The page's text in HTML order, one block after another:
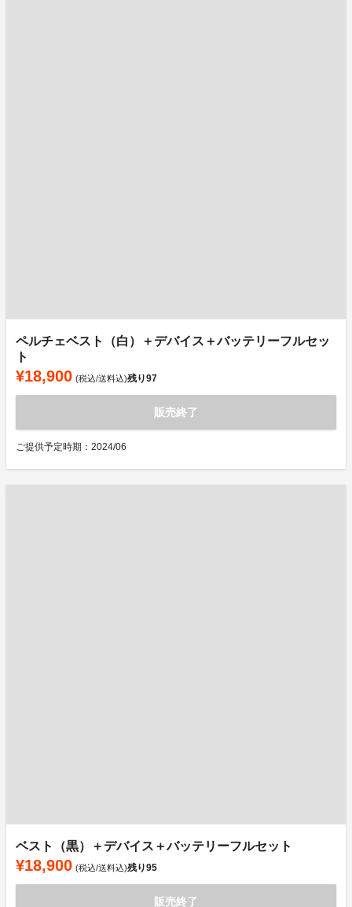
ペルチェベスト（白）＋デバイス＋バッテリーフルセッ
ト
¥18,900 (税込/送料込)残り97
販売終了
ご提供予定時期：2024/06
ベスト（黒）＋デバイス＋バッテリーフルセット
¥18,900 (税込/送料込)残り95
販売終了